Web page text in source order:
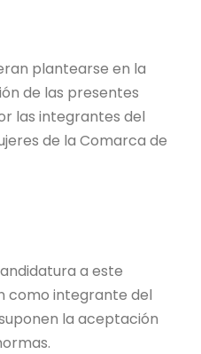
plantearse en la
de las presentes
las integrantes del
de la Comarca de
a este
como integrante del
la aceptación